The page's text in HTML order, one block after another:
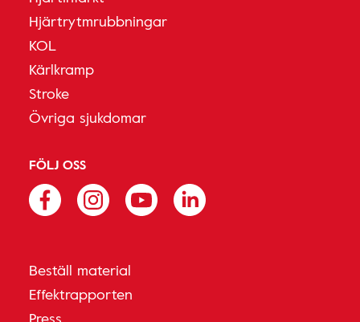
Hjärtrytmrubbningar
KOL
Kärlkramp
Stroke
Övriga sjukdomar
FÖLJ OSS
Beställ material
Effektrapporten